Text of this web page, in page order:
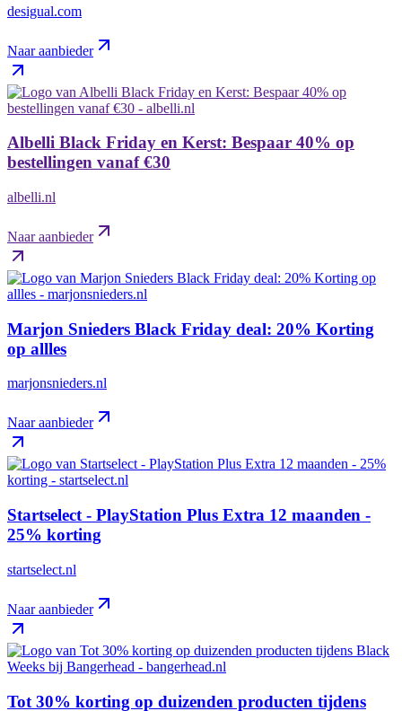
desigual.com
Naar aanbieder
Albelli Black Friday en Kerst: Bespaar 40% op
bestellingen vanaf €30
albelli.nl
Naar aanbieder
Marjon Snieders Black Friday deal: 20% Korting
op allles
marjonsnieders.nl
Naar aanbieder
Startselect - PlayStation Plus Extra 12 maanden -
25% korting
startselect.nl
Naar aanbieder
Tot 30% korting op duizenden producten tijdens